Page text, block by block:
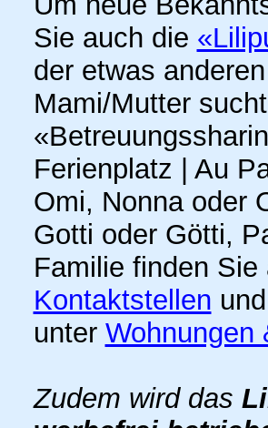
Sie auch die
der etwas
Mami/Mutter
Ferienplatz | Au
Omi, Nonna oder
Gotti oder Götti,
Familie finden Sie
Kontaktstellen
unter Wohnungen
Zudem wird das